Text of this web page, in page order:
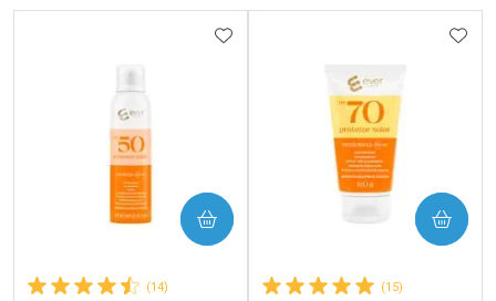
(14)
ADICIONAR AOS FAVORITOS
COMPRAR
(15)
COMPRAR